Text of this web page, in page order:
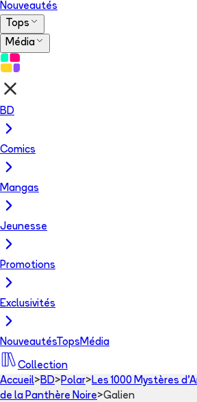
Nouveautés
Tops
Média
BD
Comics
Mangas
Jeunesse
Promotions
Exclusivités
NouveautésTops Média
Collection
Accueil> BD> Polar> Les 1000 Mystères
de la Panthère Noire>Galien